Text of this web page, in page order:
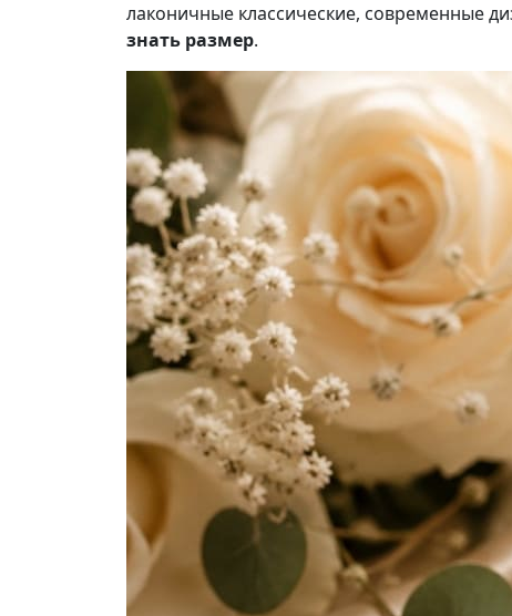
лаконичные классические, современные
знать размер.